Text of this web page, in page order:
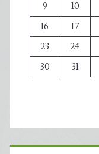
9
10
16
17
23
24
30
31